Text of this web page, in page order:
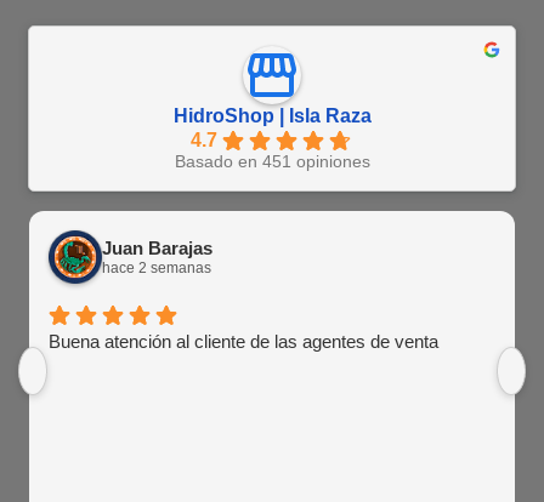
HidroShop | Isla Raza
4.7
Basado en 451 opiniones
Juan Barajas
hace 2 semanas
Buena atención al cliente de las agentes de venta